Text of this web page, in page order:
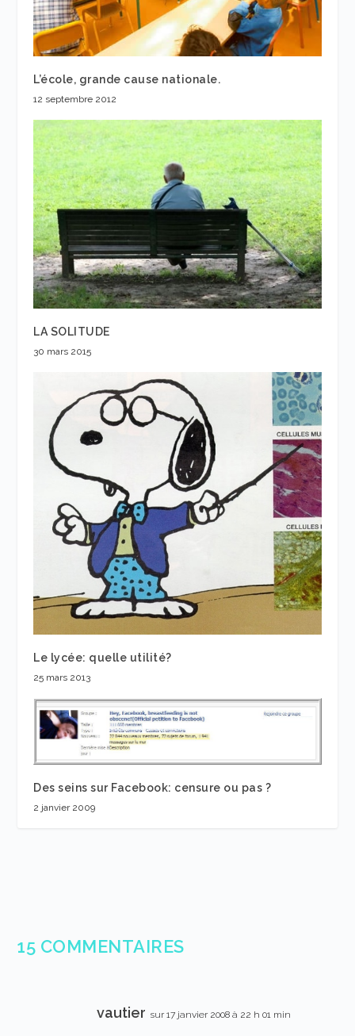
L’école, grande cause nationale.
12 septembre 2012
LA SOLITUDE
30 mars 2015
Le lycée: quelle utilité?
25 mars 2013
Des seins sur Facebook: censure ou pas ?
2 janvier 2009
15 COMMENTAIRES
vautier sur 17 janvier 2008 à 22 h 01 min